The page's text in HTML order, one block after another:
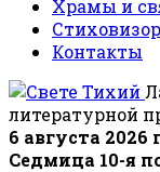
Храмы и
Стиховизор
Контакты
литературной
6 августа 2026
Седмица 10-я